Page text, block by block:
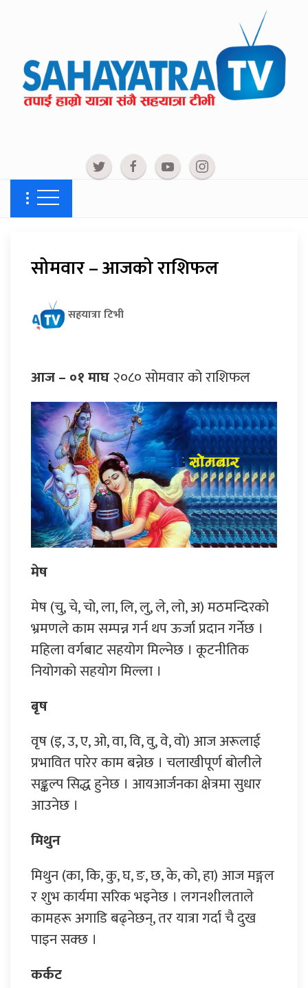
सोमवार – आजको राशिफल
सहयात्रा टिभी
आज – ०१ माघ२०८० सोमवार को राशिफल
मेष
मेष (चु, चे, चो, ला, लि, लु, ले, लो, अ) मठमन्दिरको
भ्रमणले काम सम्पन्न गर्न थप ऊर्जा प्रदान गर्नेछ ।
महिला वर्गबाट सहयोग मिल्नेछ । कूटनीतिक
नियोगको सहयोग मिल्ला ।
बृष
वृष (इ, उ, ए, ओ, वा, वि, वु, वे, वो) आज अरूलाई
प्रभावित पारेर काम बन्नेछ । चलाखीपूर्ण बोलीले
सङ्कल्प सिद्ध हुनेछ । आयआर्जनका क्षेत्रमा सुधार
आउनेछ ।
मिथुन
मिथुन (का, कि, कु, घ, ङ, छ, के, को, हा) आज मङ्गल
र शुभ कार्यमा सरिक भइनेछ । लगनशीलताले
कामहरू अगाडि बढ्नेछन्, तर यात्रा गर्दा चै दुख
पाइन सक्छ ।
कर्कट